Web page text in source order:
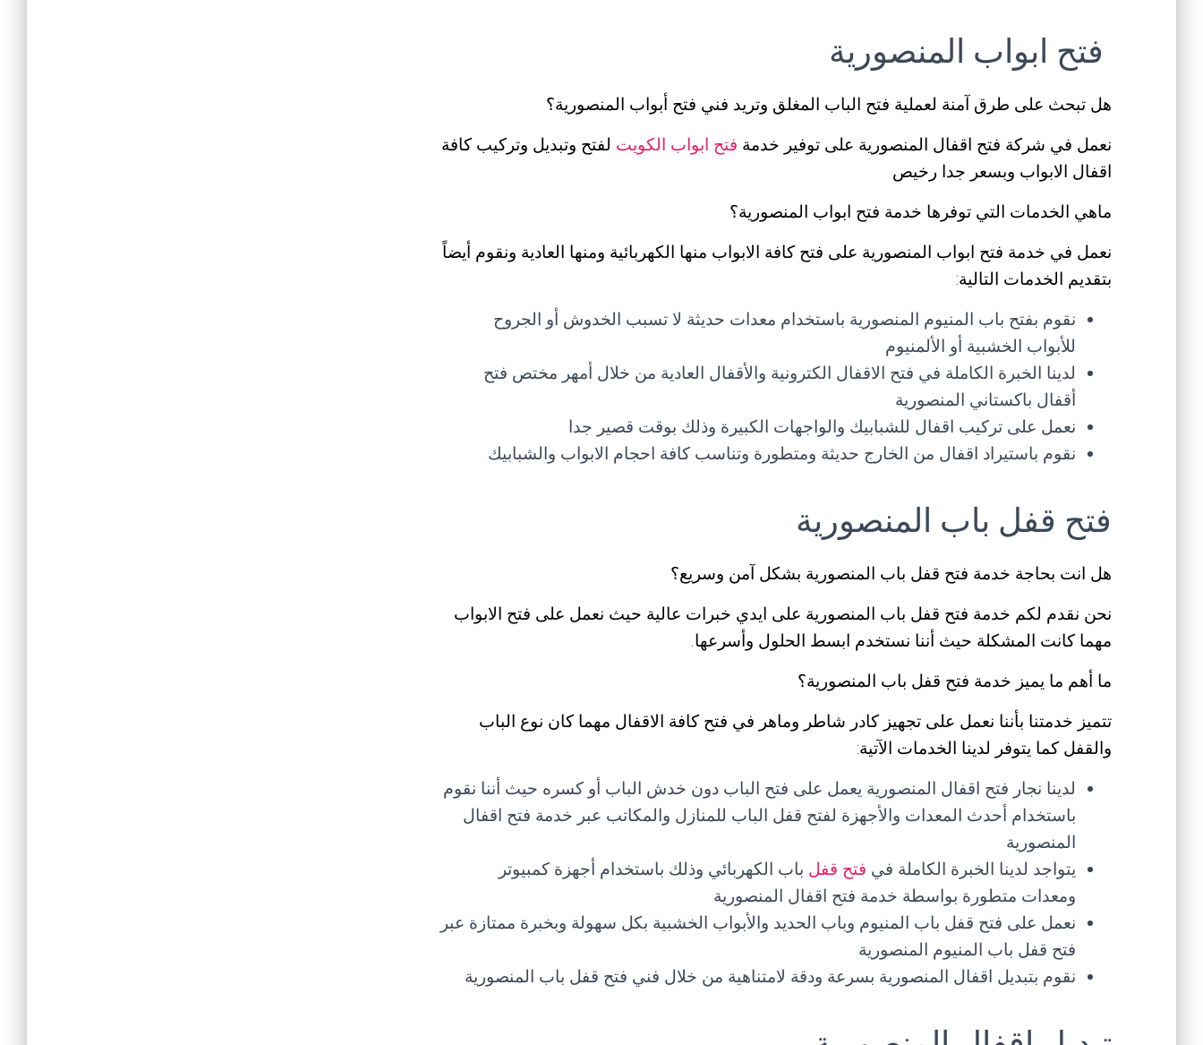
فتح ابواب المنصورية
هل تبحث على طرق آمنة لعملية فتح الباب المغلق وتريد فني فتح أبواب المنصورية؟
نعمل في شركة فتح اقفال المنصورية على توفير خدمة فتح ابواب الكويت لفتح وتبديل وتركيب كافة
اقفال الابواب وبسعر جدا رخيص
ماهي الخدمات التي توفرها خدمة فتح ابواب المنصورية؟
نعمل في خدمة فتح ابواب المنصورية على فتح كافة الابواب منها الكهربائية ومنها العادية ونقوم أيضاً
بتقديم الخدمات التالية:
نقوم بفتح باب المنيوم المنصورية باستخدام معدات حديثة لا تسبب الخدوش أو الجروح
للأبواب الخشبية أو الألمنيوم
لدينا الخبرة الكاملة في فتح الاقفال الكترونية والأقفال العادية من خلال أمهر مختص فتح
أقفال باكستاني المنصورية
نعمل على تركيب اقفال للشبابيك والواجهات الكبيرة وذلك بوقت قصير جدا
نقوم باستيراد اقفال من الخارج حديثة ومتطورة وتناسب كافة احجام الابواب والشبابيك
فتح قفل باب المنصورية
هل انت بحاجة خدمة فتح قفل باب المنصورية بشكل آمن وسريع؟
نحن نقدم لكم خدمة فتح قفل باب المنصورية على ايدي خبرات عالية حيث نعمل على فتح الابواب
مهما كانت المشكلة حيث أننا نستخدم ابسط الحلول وأسرعها.
ما أهم ما يميز خدمة فتح قفل باب المنصورية؟
تتميز خدمتنا بأننا نعمل على تجهيز كادر شاطر وماهر في فتح كافة الاقفال مهما كان نوع الباب
والقفل كما يتوفر لدينا الخدمات الآتية:
لدينا نجار فتح اقفال المنصورية يعمل على فتح الباب دون خدش الباب أو كسره حيث أننا نقوم
باستخدام أحدث المعدات والأجهزة لفتح قفل الباب للمنازل والمكاتب عبر خدمة فتح اقفال
المنصورية
يتواجد لدينا الخبرة الكاملة في فتح قفل باب الكهربائي وذلك باستخدام أجهزة كمبيوتر
ومعدات متطورة بواسطة خدمة فتح اقفال المنصورية
نعمل على فتح قفل باب المنيوم وباب الحديد والأبواب الخشبية بكل سهولة وبخبرة ممتازة عبر
فتح قفل باب المنيوم المنصورية
نقوم بتبديل اقفال المنصورية بسرعة ودقة لامتناهية من خلال فني فتح قفل باب المنصورية